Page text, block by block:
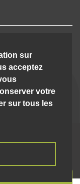
sur
acceptez
votre
sur tous les